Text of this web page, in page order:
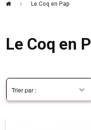
Le Coq en Pap
Le Coq en